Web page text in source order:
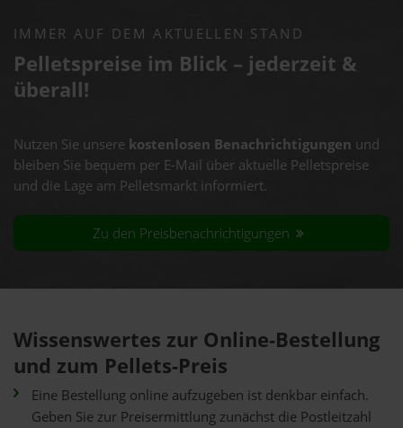
IMMER AUF DEM AKTUELLEN STAND
Pelletspreise im Blick – jederzeit &
überall!
Nutzen Sie unsere kostenlosen Benachrichtigungen und
bleiben Sie bequem per E-Mail über aktuelle Pelletspreise
und die Lage am Pelletsmarkt informiert.
Zu den Preisbenachrichtigungen
Wissenswertes zur Online-Bestellung
und zum Pellets-Preis
Eine Bestellung online aufzugeben ist denkbar einfach.
Geben Sie zur Preisermittlung zunächst die Postleitzahl